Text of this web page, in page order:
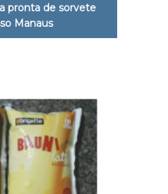
pronta de sorvete
Manaus